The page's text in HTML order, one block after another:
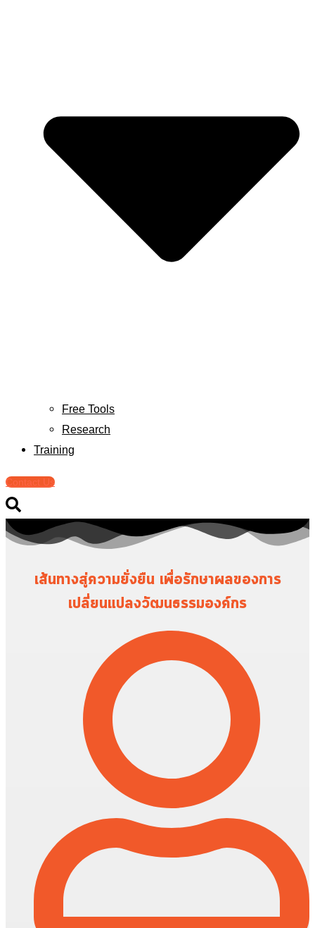
Free Tools
Research
Training
Contact Us
เส้นทางสู่ความยั่งยืน เพื่อรักษาผลของการ
เปลี่ยนแปลงวัฒนธรรมองค์กร